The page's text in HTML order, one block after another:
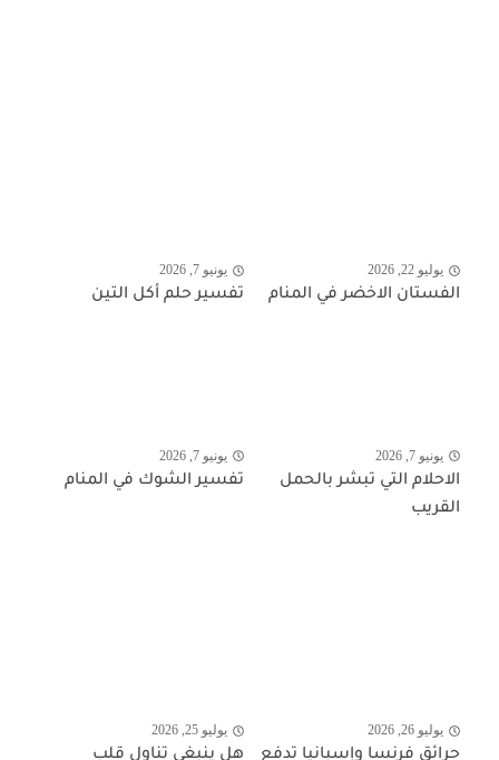
يوليو 22, 2026
الفستان الاخضر في المنام
يونيو 7, 2026
تفسير حلم أكل التين
يونيو 7, 2026
الاحلام التي تبشر بالحمل
القريب
يونيو 7, 2026
تفسير الشوك في المنام
يوليو 26, 2026
حرائق فرنسا وإسبانيا تدفع
يوليو 25, 2026
هل ينبغي تناول قلب